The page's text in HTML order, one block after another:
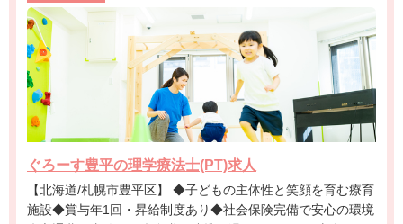
ぐろーす豊平の理学療法士(PT)求人
【北海道/札幌市豊平区】 ◆子どもの主体性と笑顔を育む療育
施設◆賞与年1回・昇給制度あり◆社会保険完備で安心の環境